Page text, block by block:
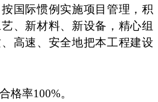
国际惯例实施项目管理，积
、新材料、新设备，精心组
高速、安全地把本工程建设
格率100%。